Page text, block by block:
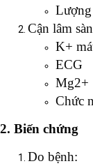
Lượng
Cận lâm
K+
ECG
Mg2+
Chức
2. Biến chứng
Do bệnh: